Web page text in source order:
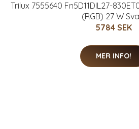
Trilux 7555640 Fn5D11DIL27-
(RGB) 27 W
5784 SEK
MER INFO!